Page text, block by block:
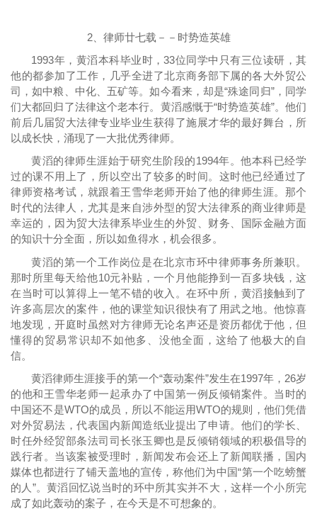
2、律师廿七载－－时势造英雄
1993年，黄滔本科毕业时，33位同学中只有三位读研，其
他的都参加了工作，几乎全进了北京商务部下属的各大外贸公
司，如中粮、中化、五矿等。如今看来，却是“殊途同归”，同学
们大都回归了法律这个老本行。黄滔感慨于“时势造英雄”。他们
前后几届贸大法律专业毕业生获得了施展才华的最好舞台，所
以成长快，涌现了一大批优秀律师。
黄滔的律师生涯始于研究生阶段的1994年。他本科已经学
过的课不用上了，所以空出了较多的时间。这时他已经通过了
律师资格考试，就跟着王雪华老师开始了他的律师生涯。那个
时代的法律人，尤其是来自涉外型的贸大法律系的商业律师是
幸运的，因为贸大法律系毕业生的外贸、财务、国际金融方面
的知识十分全面，所以如鱼得水，机会很多。
黄滔的第一个工作岗位是在北京市环中律师事务所兼职。
那时所里每天给他10元补贴，一个月他能挣到一百多块钱，这
在当时可以算得上一笔不错的收入。在环中所，黄滔接触到了
许多高层次的案件，他的课堂知识很快有了用武之地。他惊喜
地发现，开庭时虽然对方律师无论名声还是资历都优于他，但
懂得的贸易常识却不如他多、没他全面，这给了他极大的自
信。
黄滔律师生涯接手的第一个“轰动案件”发生在1997年，26岁
的他和王雪华老师一起承办了中国第一例反倾销案件。当时的
中国还不是WTO的成员，所以不能运用WTO的规则，他们凭借
对外贸易法，代表国内新闻造纸业提出了申请。他们的学长、
时任外经贸部条法司司长张玉卿也是反倾销领域的积极倡导的
践行者。当该案被受理时，新闻发布会还上了新闻联播，国内
媒体也都进行了铺天盖地的宣传，称他们为中国“第一个吃螃蟹
的人”。黄滔回忆说当时的环中所其实并不大，这样一个小所完
成了如此轰动的案子，在今天是不可想象的。